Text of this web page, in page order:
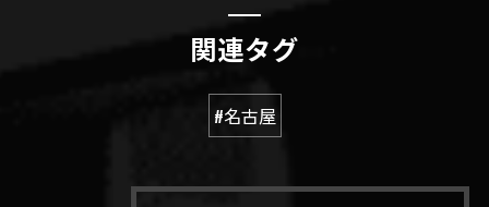
関連タグ
#名古屋